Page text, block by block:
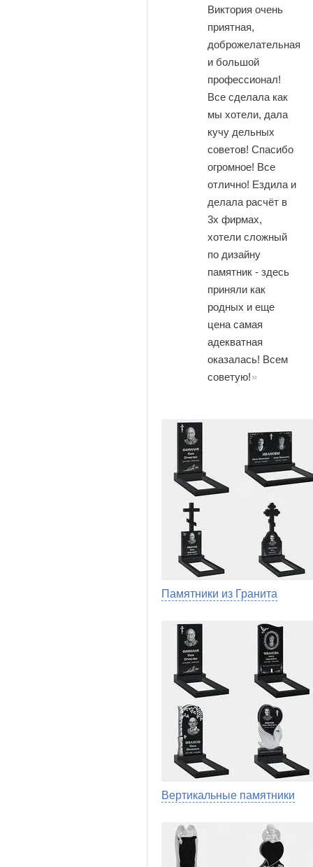
Виктория очень
приятная,
доброжелательная
и большой
профессионал!
Все сделала как
мы хотели, дала
кучу дельных
советов! Спасибо
огромное! Все
отлично! Ездила и
делала расчёт в
3х фирмах,
хотели сложный
по дизайну
памятник - здесь
приняли как
родных и еще
цена самая
адекватная
оказалась! Всем
советую!
Памятники из Гранита
Вертикальные памятники